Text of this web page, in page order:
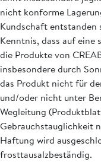
nicht konforme
Kundschaft
Kenntnis, dass auf eine
die Produkte von
insbesondere durch
das Produkt nicht für
und/oder nicht unter
Wegleitung
Gebrauchstauglichkeit
Haftung wird
frosttausalzbeständig.